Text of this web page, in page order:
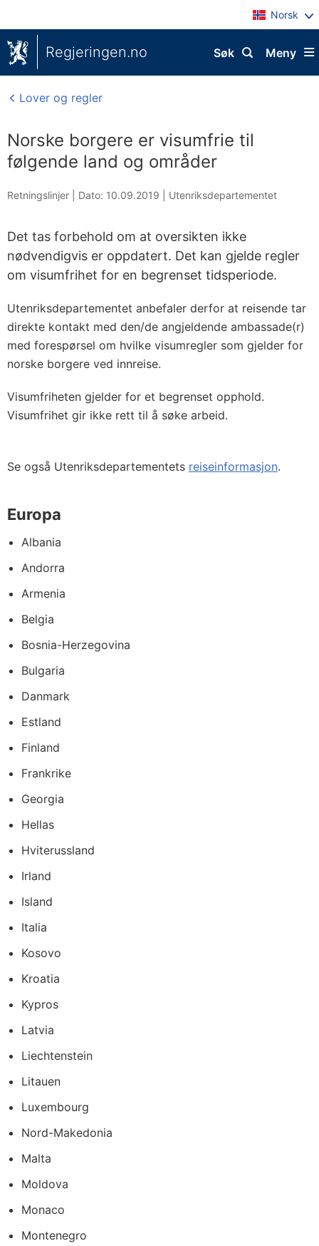
Norsk
Regjeringen.no Meny
Søk
Lover og regler
Norske borgere er visumfrie til
følgende land og områder
Retningslinjer | Dato: 10.09.2019 Utenriksdepartementet
Det tas forbehold om at oversikten ikke
nødvendigvis er oppdatert. Det kan gjelde regler
om visumfrihet for en begrenset tidsperiode.
Utenriksdepartementet anbefaler derfor at reisende tar
direkte kontakt med den/de angjeldende ambassade(r)
med forespørsel om hvilke visumregler som gjelder for
norske borgere ved innreise.
Visumfriheten gjelder for et begrenset opphold.
Visumfrihet gir ikke rett til å søke arbeid.
Se også Utenriksdepartementets reiseinformasjon.
Europa
Albania
Andorra
Armenia
Belgia
Bosnia-Herzegovina
Bulgaria
Danmark
Estland
Finland
Frankrike
Georgia
Hellas
Hviterussland
Irland
Island
Italia
Kosovo
Kroatia
Kypros
Latvia
Liechtenstein
Litauen
Luxembourg
Nord-Makedonia
Malta
Moldova
Monaco
Montenegro